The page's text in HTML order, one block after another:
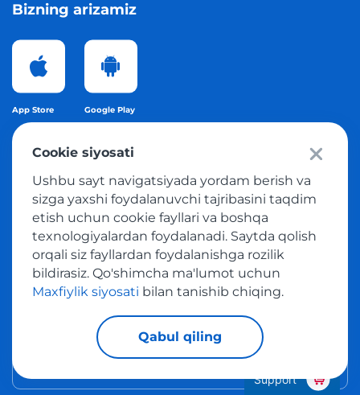
Bizning arizamiz
App Store Google Play
Siz mamlakatni o'zgartirishingiz va boshqa mintaqa
uchun sayt tarkibini o'rganishingiz mumkin.
Uzbekistan
Tilni o'zgartirish
Cookie siyosati
Ushbu sayt navigatsiyada yordam berish va
sizga yaxshi foydalanuvchi tajribasini taqdim
etish uchun cookie fayllari va boshqa
texnologiyalardan foydalanadi. Saytda qolish
orqali siz fayllardan foydalanishga rozilik
bildirasiz. Qo'shimcha ma'lumot uchun
Maxfiylik siyosati bilan tanishib chiqing.
Qabul qiling
Support